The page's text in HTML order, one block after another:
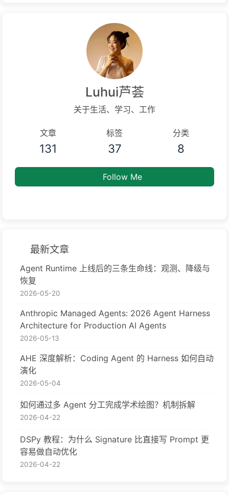
Luhui芦荟
关于生活、学习、工作
文章
131
标签
37
分类
8
Follow Me
最新文章
Agent Runtime 上线后的三条生命线：观测、降级与
恢复
2026-05-20
Anthropic Managed Agents: 2026 Agent Harness
Architecture for Production AI Agents
2026-05-13
AHE 深度解析：Coding Agent 的 Harness 如何自动
演化
2026-05-04
如何通过多 Agent 分工完成学术绘图？机制拆解
2026-04-22
DSPy 教程：为什么 Signature 比直接写 Prompt 更
容易做自动优化
2026-04-22